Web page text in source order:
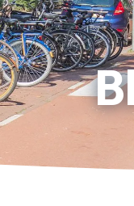
Taxateur
Over